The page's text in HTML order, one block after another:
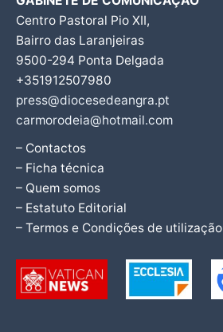
Centro Pastoral Pio XII,
Bairro das Laranjeiras
9500-294 Ponta Delgada
+351912507980
press@diocesedeangra.pt
carmorodeia@hotmail.com
– Contactos
– Ficha técnica
– Quem somos
– Estatuto Editorial
– Termos e Condições de utilização